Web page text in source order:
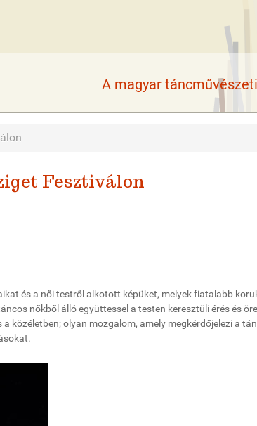
A magyar
Fesztiválon
és a női testről alkotott képüket, melyek fiatalabb
nőkből álló együttessel a testen keresztüli érés és
közéletben; olyan mozgalom, amely megkérdőjelezi a